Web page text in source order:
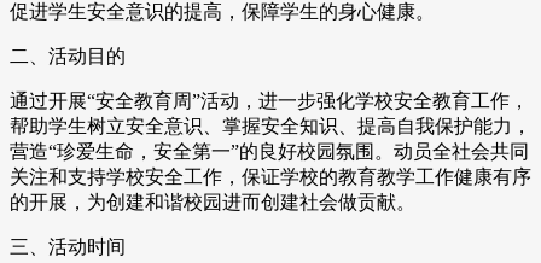
促进学生安全意识的提高，保障学生的身心健康。
二、活动目的
通过开展“安全教育周”活动，进一步强化学校安全教育工作，
帮助学生树立安全意识、掌握安全知识、提高自我保护能力，
营造“珍爱生命，安全第一”的良好校园氛围。动员全社会共同
关注和支持学校安全工作，保证学校的教育教学工作健康有序
的开展，为创建和谐校园进而创建社会做贡献。
三、活动时间